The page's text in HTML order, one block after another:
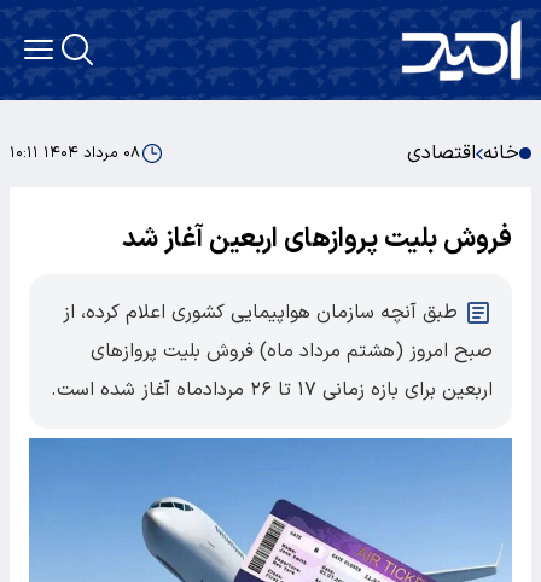
خانه اقتصادی ۰۸ مرداد ۱۴۰۴ ۱۰:۱۱
فروش بلیت پروازهای اربعین آغاز شد
طبق آنچه سازمان هواپیمایی کشوری اعلام کرده، از
صبح امروز (هشتم مرداد ماه) فروش بلیت پروازهای
اربعین برای بازه زمانی ۱۷ تا ۲۶ مردادماه آغاز شده است.